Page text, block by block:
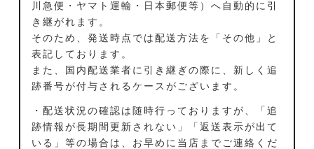
川急便・ヤマト運輸・日本郵便等）へ自動的に引
き継がれます。
そのため、発送時点では配送方法を「その他」と
表記しております。
また、国内配送業者に引き継ぎの際に、新しく追
跡番号が付与されるケースがございます。
・配送状況の確認は随時行っておりますが、「追
跡情報が長期間更新されない」「返送表示が出て
いる」等の場合は、お早めに当店までご連絡くだ